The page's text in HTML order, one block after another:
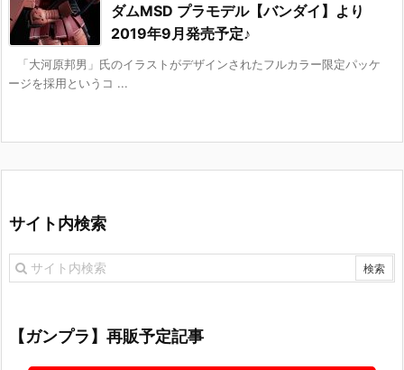
ダムMSD プラモデル【バンダイ】より
2019年9月発売予定♪
「大河原邦男」氏のイラストがデザインされたフルカラー限定パッケ
ージを採用というコ ...
サイト内検索
【ガンプラ】再販予定記事